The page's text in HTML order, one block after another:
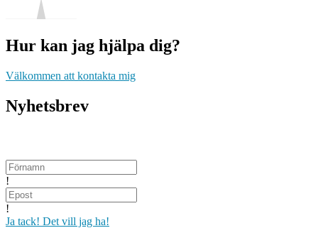
Hur kan jag hjälpa dig?
Välkommen att kontakta mig
Nyhetsbrev
!
!
Ja tack! Det vill jag ha!